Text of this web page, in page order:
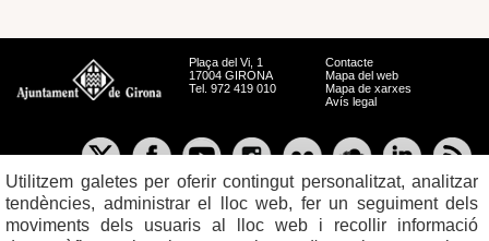
Plaça del Vi, 1
17004 GIRONA
Tel. 972 419 010
Contacte
Mapa del web
Mapa de xarxes
Avís legal
Utilitzem galetes per oferir contingut personalitzat, analitzar
tendències, administrar el lloc web, fer un seguiment dels
moviments dels usuaris al lloc web i recollir informació